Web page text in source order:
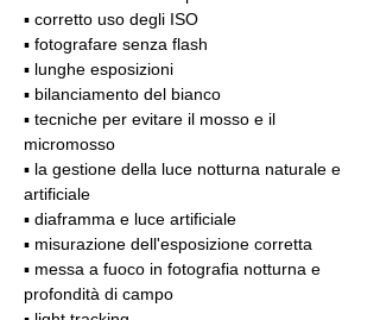
▪️ corretto uso degli ISO
▪️ fotografare senza flash
▪️ lunghe esposizioni
▪️ bilanciamento del bianco
▪️ tecniche per evitare il mosso e il
micromosso
▪️ la gestione della luce notturna naturale e
artificiale
▪️ diaframma e luce artificiale
▪️ misurazione dell'esposizione corretta
▪️ messa a fuoco in fotografia notturna e
profondità di campo